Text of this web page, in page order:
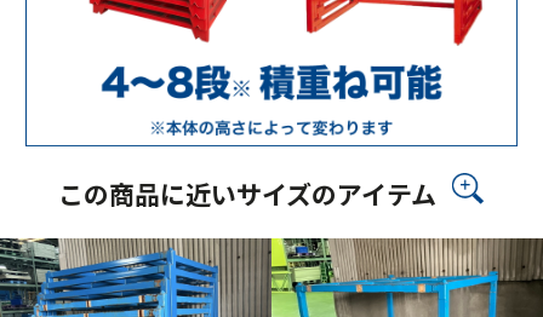
この商品に近いサイズのアイテム